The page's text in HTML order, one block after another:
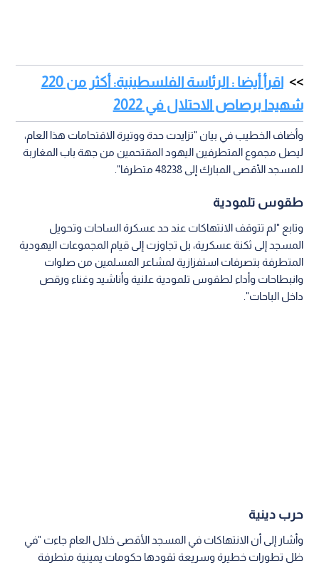
اقرأ أيضا : الرئاسة الفلسطينية: أكثر من 220
شهيدا برصاص الاحتلال في 2022
وأضاف الخطيب في بيان "تزايدت حدة ووتيرة الاقتحامات هذا العام،
ليصل مجموع المتطرفين اليهود المقتحمين من جهة باب المغاربة
للمسجد الأقصى المبارك إلى 48238 متطرفا".
طقوس تلمودية
وتابع "لم تتوقف الانتهاكات عند حد عسكرة الساحات وتحويل
المسجد إلى ثكنة عسكرية، بل تجاوزت إلى قيام المجموعات اليهودية
المتطرفة بتصرفات استفزازية لمشاعر المسلمين من صلوات
وانبطاحات وأداء لطقوس تلمودية علنية وأناشيد وغناء ورقص
داخل الباحات".
حرب دينية
وأشار إلى أن الانتهاكات في المسجد الأقصى خلال العام جاءت "في
ظل تطورات خطيرة وسريعة تقودها حكومات يمينية متطرفة